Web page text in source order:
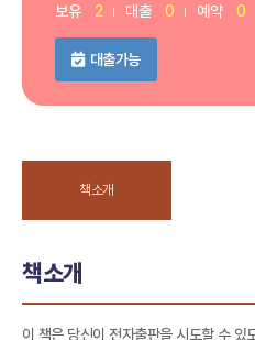
보유 2 대출 0 예약 0
대출가능
책소개
책소개
이 책은 당신이 전자출판을 시도할 수 있